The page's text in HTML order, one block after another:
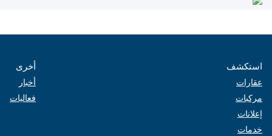
استكشف
عقارات
مركبات
إعلانات
خدمات
أخرى
أخبار
فعاليات